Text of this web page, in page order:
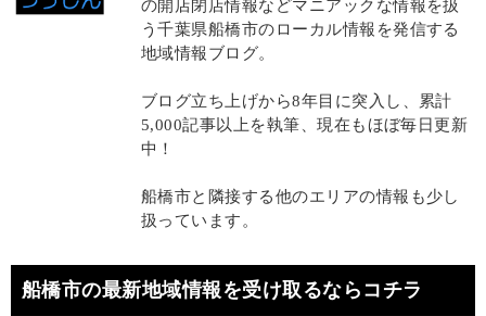
の開店閉店情報などマニアックな情報を扱
う千葉県船橋市のローカル情報を発信する
地域情報ブログ。
ブログ立ち上げから8年目に突入し、累計
5,000記事以上を執筆、現在もほぼ毎日更新
中！
船橋市と隣接する他のエリアの情報も少し
扱っています。
船橋市の最新地域情報を受け取るならコチラ